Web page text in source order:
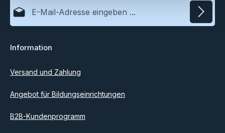
E-Mail-Adresse*
Ich habe dieDatenschutzbestimmungen
einverstanden.
Information
Versand und Zahlung
Angebot für Bildungseinrichtungen
B2B-Kundenprogramm